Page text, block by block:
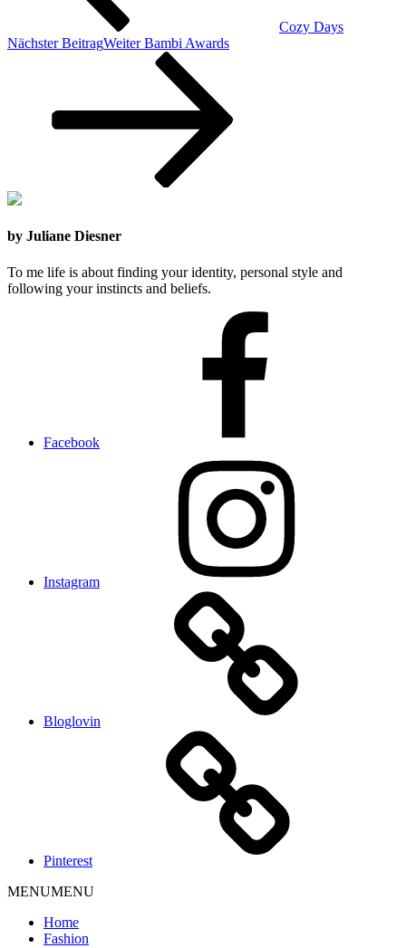
Cozy Days
Nächster BeitragWeiter Bambi Awards
by Juliane Diesner
To me life is about finding your identity, personal style and
following your instincts and beliefs.
Facebook
Instagram
Bloglovin
Pinterest
MENUMENU
Home
Fashion